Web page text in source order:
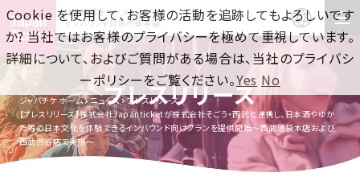
訪日集客をワンストップで！
インバウンド対策の新常識
プレスリリース
ジャパチケ ホーム ニュース プレスリリース
【プレスリリース】株式会社Japanticketが株式会社そごう・西武と連携し、日本酒やゆか
た等の日本文化を体験できるインバウンド向けプランを提供開始〜西武池袋本店および
西武渋谷店で実施〜
Cookie を使用して、お客様の活動を追跡してもよろしいです
か? 当社ではお客様のプライバシーを極めて重視しています。
詳細について、およびご質問がある場合は、当社のプライバシ
ーポリシーをご覧ください。Yes No